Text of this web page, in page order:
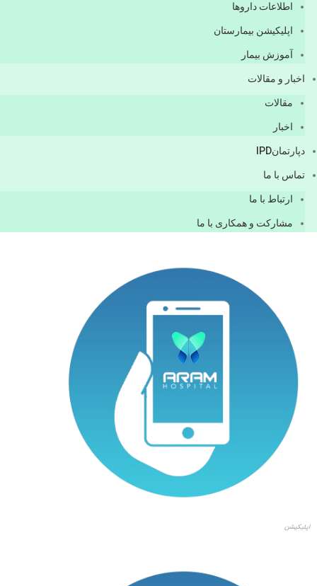
اطلاعات دارو‌ها
اپليكيشن بيمارستان
آموزش بیمار
اخبار و مقالات
مقالات
اخبار
دپارتمانIPD
تماس با ما
ارتباط با ما
مشاركت و همكاری با ما
اپلیکیشن